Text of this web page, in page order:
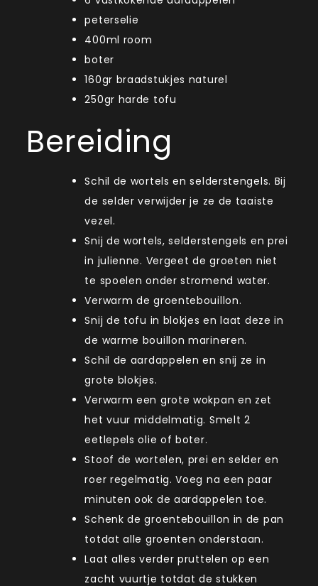
peterselie
400ml room
boter
160gr braadstukjes naturel
250gr harde tofu
Bereiding
Schil de wortels en selderstengels. Bij
de selder verwijder je ze de taaiste
vezel.
Snij de wortels, selderstengels en prei
in julienne. Vergeet de groeten niet
te spoelen onder stromend water.
Verwarm de groentebouillon.
Snij de tofu in blokjes en laat deze in
de warme bouillon marineren.
Schil de aardappelen en snij ze in
grote blokjes.
Verwarm een grote wokpan en zet
het vuur middelmatig. Smelt 2
eetlepels olie of boter.
Stoof de wortelen, prei en selder en
roer regelmatig. Voeg na een paar
minuten ook de aardappelen toe.
Schenk de groentebouillon in de pan
totdat alle groenten onderstaan.
Laat alles verder pruttelen op een
zacht vuurtje totdat de stukken